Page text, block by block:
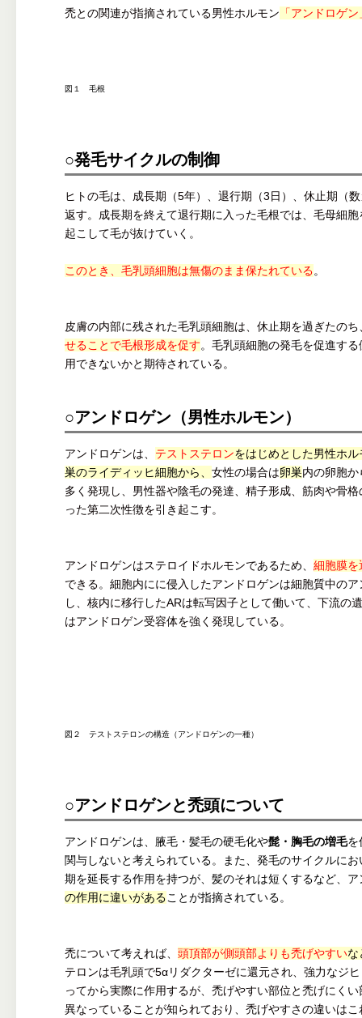
禿との関連が指摘されている男性ホルモン 「アンドロゲ
図１ 毛根
○発毛サイクルの制御
ヒトの毛は、成長期（5年）、退行期（3日）、休止期（
返す。成長期を終えて退行期に入った毛根では、毛母細
起こして毛が抜けていく。
このとき、毛乳頭細胞は無傷のまま保たれている。
皮膚の内部に残された毛乳頭細胞は、休止期を過ぎたのち
せることで毛根形成を促す。毛乳頭細胞の発毛を促進す
用できないかと期待されている。
○アンドロゲン（男性ホルモン）
アンドロゲンは、 テストステロンをはじめとした男性ホ
巣のライディッヒ細胞から、 女性の場合は卵巣内の卵胞
多く発現し、男性器や陰毛の発達、精子形成、筋肉や骨
った第二次性徴を引き起こす。
アンドロゲンはステロイドホルモンであるため、 細胞膜を
できる。細胞内にに侵入したアンドロゲンは細胞質中の
し、核内に移行したARは転写因子として働いて、下流の
はアンドロゲン受容体を強く発現している。
図２ テストステロンの構造（アンドロゲンの一種）
○アンドロゲンと禿頭について
アンドロゲンは、腋毛・髪毛の硬毛化や髭・胸毛の増毛を
関与しないと考えられている。また、発毛のサイクルに
期を延長する作用を持つが、髪のそれは短くするなど、
の作用に違いがあることが指摘されている。
禿について考えれば、 頭頂部が側頭部よりも禿げやすいな
テロンは毛乳頭で5αリダクターゼに還元され、強力なジ
ってから実際に作用するが、禿げやすい部位と禿げにく
異なっていることが知られており、禿げやすさの違いは